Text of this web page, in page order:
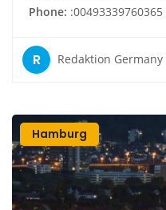
Phone: :00493339760365
R Redaktion Germany
Hamburg